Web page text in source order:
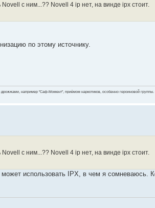
c ним...?? Novell 4 ip нет, на винде ipx стоит.
по этому источнику.
например "Саф-Момент", приёмом наркотиков, особенно героиновой группы.
c ним...?? Novell 4 ip нет, на винде ipx стоит.
использовать IPX, в чем я сомневаюсь.